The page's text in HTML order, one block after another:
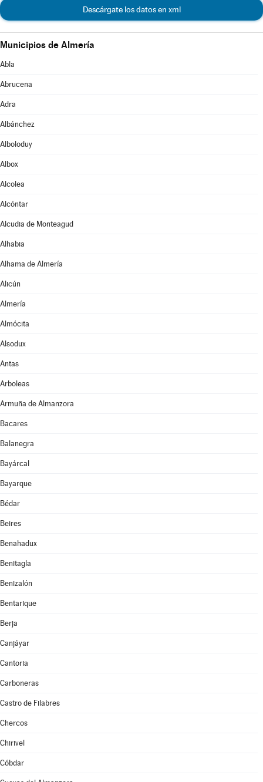
Descárgate los datos en xml
Municipios de Almería
Abla
Abrucena
Adra
Albánchez
Alboloduy
Albox
Alcolea
Alcóntar
Alcudia de Monteagud
Alhabia
Alhama de Almería
Alicún
Almería
Almócita
Alsodux
Antas
Arboleas
Armuña de Almanzora
Bacares
Balanegra
Bayárcal
Bayarque
Bédar
Beires
Benahadux
Benitagla
Benizalón
Bentarique
Berja
Canjáyar
Cantoria
Carboneras
Castro de Filabres
Chercos
Chirivel
Cóbdar